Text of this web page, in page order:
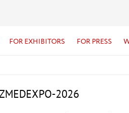
FOR EXHIBITORS FOR PRESS
2026